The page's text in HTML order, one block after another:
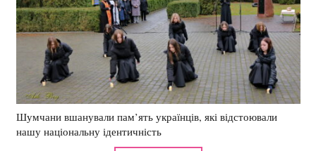
Шумчани вшанували пам’ять українців, які відстоювали
нашу національну ідентичність